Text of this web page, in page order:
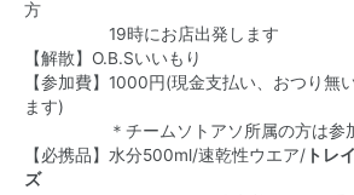
方
19時にお店出発します
【解散】O.B.Sいいもり
【参加費】1000円(現金支払い、おつり無
ます)
＊チームソトアソ所属の方は参加
【必携品】水分500ml/速乾性ウエア/ トレ
ズ